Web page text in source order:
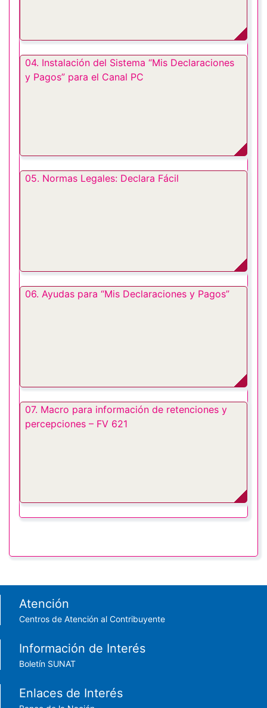
04. Instalación del Sistema “Mis Declaraciones
y Pagos” para el Canal PC
05. Normas Legales: Declara Fácil
06. Ayudas para “Mis Declaraciones y Pagos”
07. Macro para información de retenciones y
percepciones – FV 621
Footer menu
Atención
Centros de Atención al Contribuyente
Información de Interés
Boletín SUNAT
Enlaces de Interés